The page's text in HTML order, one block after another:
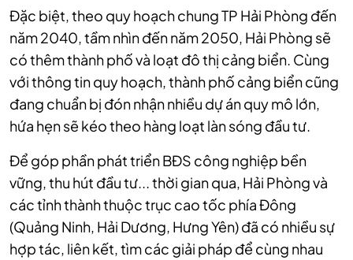
Đặc biệt, theo quy hoạch chung TP Hải Phòng đến
năm 2040, tầm nhìn đến năm 2050, Hải Phòng sẽ
có thêm thành phố và loạt đô thị cảng biển. Cùng
với thông tin quy hoạch, thành phố cảng biển cũng
đang chuẩn bị đón nhận nhiều dự án quy mô lớn,
hứa hẹn sẽ kéo theo hàng loạt làn sóng đầu tư.
Để góp phần phát triển BĐS công nghiệp bền
vững, thu hút đầu tư... thời gian qua, Hải Phòng và
các tỉnh thành thuộc trục cao tốc phía Đông
(Quảng Ninh, Hải Dương, Hưng Yên) đã có nhiều sự
hợp tác, liên kết, tìm các giải pháp để cùng nhau